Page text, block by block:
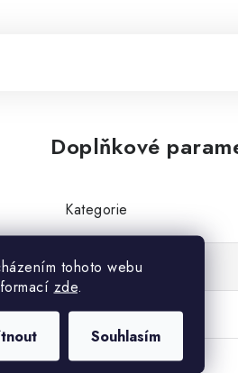
tohoto webu
zde.
Souhlasím
Doplňkové
Kategorie
Hmotnost
Průměr